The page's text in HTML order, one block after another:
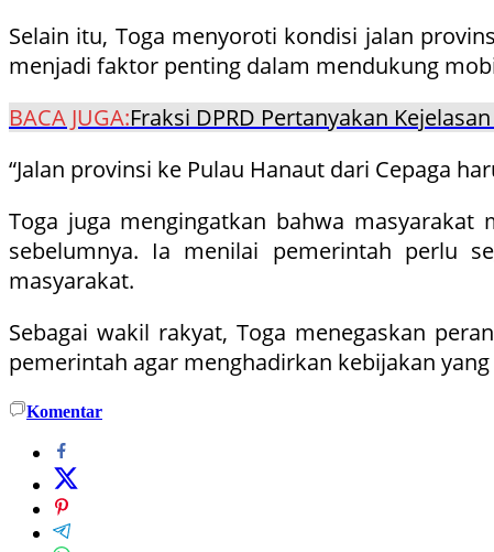
Selain itu, Toga menyoroti kondisi jalan
menjadi faktor penting dalam mendukung
BACA JUGA:Fraksi DPRD Pertanyakan
“Jalan provinsi ke Pulau Hanaut dari Cepaga
Toga juga mengingatkan bahwa
sebelumnya. Ia menilai pemerintah perlu
masyarakat.
Sebagai wakil rakyat, Toga menegaskan
pemerintah agar menghadirkan kebijakan
Komentar